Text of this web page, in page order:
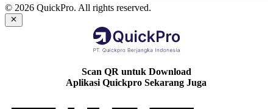
© 2026 QuickPro. All rights reserved.
Scan QR untuk Download
Aplikasi Quickpro Sekarang Juga